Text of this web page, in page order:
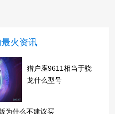
火资讯
猎户座9611相当于骁
龙什么型号
为什么不建议买